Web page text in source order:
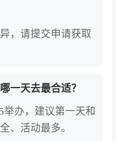
ELECTRON
会预计汇聚500余
展商名录（含展位
Vietna
，请提交申请获取
一天去最合适？
举办，建议第一天和
、活动最多。